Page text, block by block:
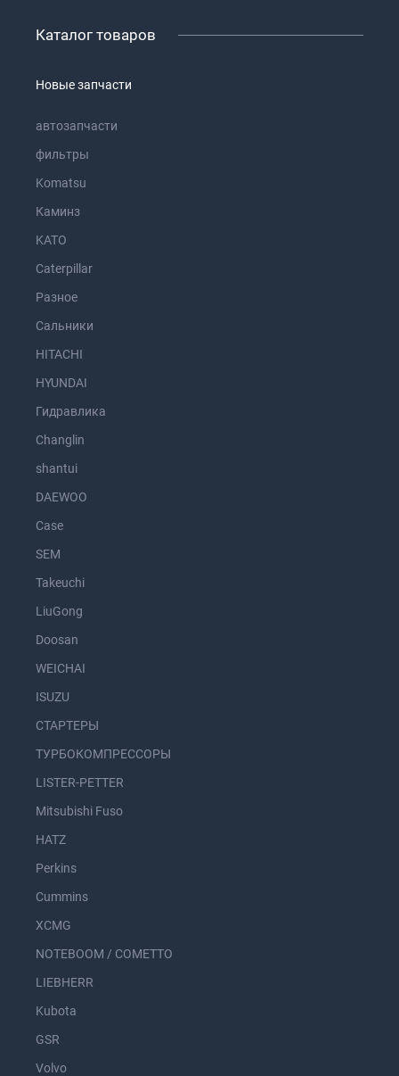
Каталог товаров
Новые запчасти
автозапчасти
фильтры
Komatsu
Каминз
KATO
Caterpillar
Разное
Сальники
HITACHI
HYUNDAI
Гидравлика
Changlin
shantui
DAEWOO
Case
SEM
Takeuchi
LiuGong
Doosan
WEICHAI
ISUZU
СТАРТЕРЫ
ТУРБОКОМПРЕССОРЫ
LISTER-PETTER
Mitsubishi Fuso
HATZ
Perkins
Cummins
XCMG
NOTEBOOM / COMETTO
LIEBHERR
Kubota
GSR
Volvo